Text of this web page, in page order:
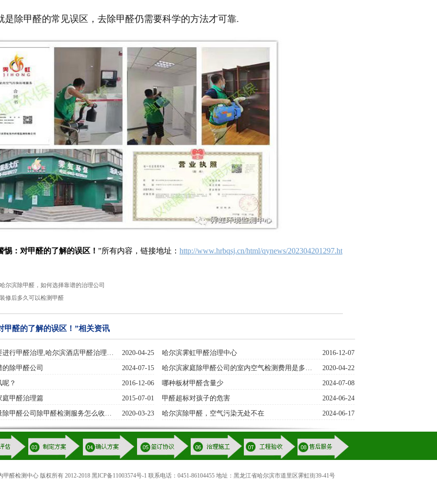
除甲醛的常见误区 ，去除甲醛仍需要科学的方法才可靠.
惕：对甲醛的了解的误区！ ”所有内容，链接地址： http://www.hrbqsj.cn/html/qynews/202304201297.ht
哈尔滨除甲醛，如何选择靠谱的治理公司
装修后多久可以检测甲醛
甲醛的了解的误区！”相关资讯
进行甲醛治理,哈尔滨酒店甲醛治理… 2020-04-25 哈尔滨霁虹甲醛治理中心 2016-12-07
除甲醛公司 2024-07-15 哈尔滨家庭除甲醛公司的室内空气检测费用是多… 2020-04-22
？ 2016-12-06 哪种板材甲醛含量少 2024-07-08
甲醛治理篇 2015-07-01 甲醛超标对孩子的危害 2024-06-24
除甲醛公司除甲醛检测服务怎么收… 2020-03-23 哈尔滨除甲醛，空气污染无处不在 2024-06-17
醛检测中心 版权所有 2012-2018 黑ICP备11003574号-1 联系电话：0451-86104455 地址：黑龙江省哈尔滨市道里区霁虹街39-41号